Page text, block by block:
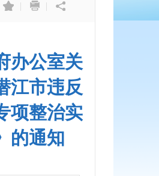
| |
办公室关
江市违反
项整治实
的通知